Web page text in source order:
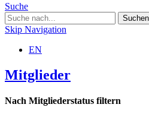
Suche
Skip Navigation
EN
Mitglieder
Nach Mitgliederstatus filtern